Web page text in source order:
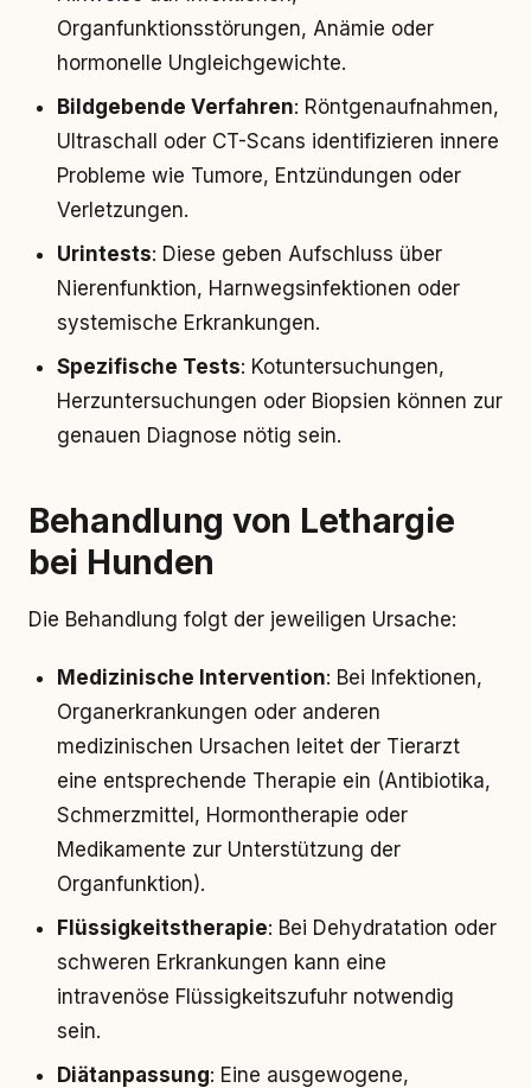
Organfunktionsstörungen, Anämie oder
hormonelle Ungleichgewichte.
Bildgebende Verfahren: Röntgenaufnahmen,
Ultraschall oder CT-Scans identifizieren innere
Probleme wie Tumore, Entzündungen oder
Verletzungen.
Urintests: Diese geben Aufschluss über
Nierenfunktion, Harnwegsinfektionen oder
systemische Erkrankungen.
Spezifische Tests: Kotuntersuchungen,
Herzuntersuchungen oder Biopsien können zur
genauen Diagnose nötig sein.
Behandlung von Lethargie
bei Hunden
Die Behandlung folgt der jeweiligen Ursache:
Medizinische Intervention: Bei Infektionen,
Organerkrankungen oder anderen
medizinischen Ursachen leitet der Tierarzt
eine entsprechende Therapie ein (Antibiotika,
Schmerzmittel, Hormontherapie oder
Medikamente zur Unterstützung der
Organfunktion).
Flüssigkeitstherapie: Bei Dehydratation oder
schweren Erkrankungen kann eine
intravenöse Flüssigkeitszufuhr notwendig
sein.
Diätanpassung: Eine ausgewogene,